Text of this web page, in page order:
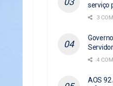
serviço
3
Servidor
4
AOS 92